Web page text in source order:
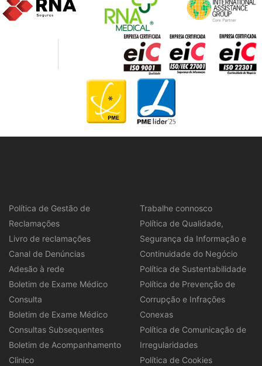
Política de Gestão de
Reclamações
Livro de reclamações
Canal de Denúncias
Adesão à rede
Boletim de Exame Médico
Consulta
Boletim de Exame Médico
Consultas Subsequentes
Boletim de Acompanhamento
Clinico
Trabalhe connosco
Política de Qualidade,
Segurança da Informação e
Continuidade do Negócio
Política de Sustentabilidade
Política de Prevenção de
Corrupção e Infrações
Conexas
Política de Comunicação de
Irregularidades
Política de Cookies